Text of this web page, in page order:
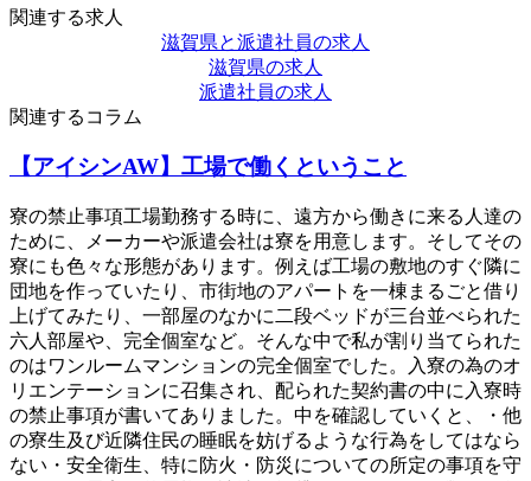
関連する求人
滋賀県と派遣社員の求人
滋賀県の求人
派遣社員の求人
関連するコラム
【アイシンAW】工場で働くということ
寮の禁止事項工場勤務する時に、遠方から働きに来る人達の
ために、メーカーや派遣会社は寮を用意します。そしてその
寮にも色々な形態があります。例えば工場の敷地のすぐ隣に
団地を作っていたり、市街地のアパートを一棟まるごと借り
上げてみたり、一部屋のなかに二段ベッドが三台並べられた
六人部屋や、完全個室など。そんな中で私が割り当てられた
のはワンルームマンションの完全個室でした。入寮の為のオ
リエンテーションに召集され、配られた契約書の中に入寮時
の禁止事項が書いてありました。中を確認していくと、・他
の寮生及び近隣住民の睡眠を妨げるような行為をしてはなら
ない・安全衛生、特に防火・防災についての所定の事項を守